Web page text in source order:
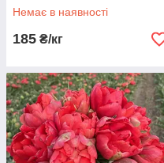
Немає в наявності
185 ₴/кг